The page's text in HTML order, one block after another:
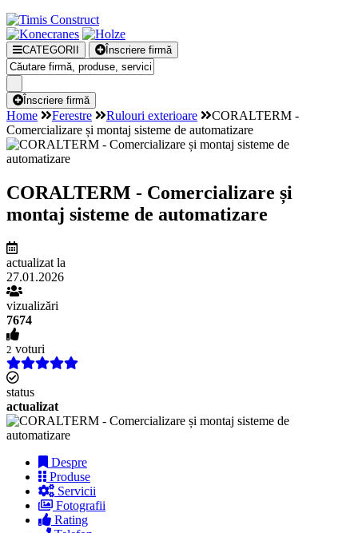
CATEGORII Înscriere firmă
Înscriere firmă
Home Ferestre Rulouri exterioare
CORALTERM -
Comercializare și montaj sisteme de automatizare
CORALTERM - Comercializare și
montaj sisteme de automatizare
actualizat la
27.01.2026
vizualizări
7674
2 voturi
status
actualizat
Despre
Produse
Servicii
Fotografii
Rating